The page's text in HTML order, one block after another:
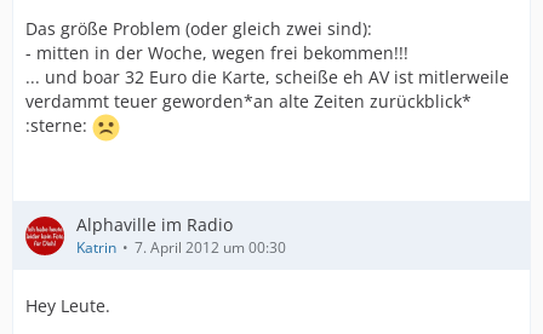
Das größe Problem (oder gleich zwei sind):
- mitten in der Woche, wegen frei bekommen!!!
... und boar 32 Euro die Karte, scheiße eh AV ist mitlerweile
verdammt teuer geworden*an alte Zeiten zurückblick*
:sterne:
Alphaville im Radio
Katrin 7. April 2012 um 00:30
Hey Leute.